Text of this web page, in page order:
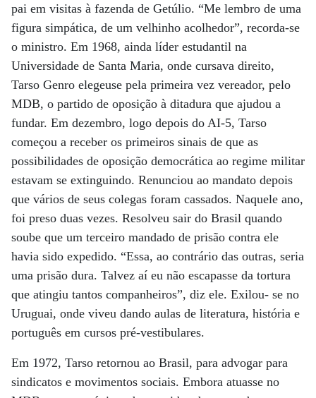
pai em visitas à fazenda de Getúlio. “Me lembro de uma
figura simpática, de um velhinho acolhedor”, recorda-se
o ministro. Em 1968, ainda líder estudantil na
Universidade de Santa Maria, onde cursava direito,
Tarso Genro elegeuse pela primeira vez vereador, pelo
MDB, o partido de oposição à ditadura que ajudou a
fundar. Em dezembro, logo depois do AI-5, Tarso
começou a receber os primeiros sinais de que as
possibilidades de oposição democrática ao regime militar
estavam se extinguindo. Renunciou ao mandato depois
que vários de seus colegas foram cassados. Naquele ano,
foi preso duas vezes. Resolveu sair do Brasil quando
soube que um terceiro mandado de prisão contra ele
havia sido expedido. “Essa, ao contrário das outras, seria
uma prisão dura. Talvez aí eu não escapasse da tortura
que atingiu tantos companheiros”, diz ele. Exilou- se no
Uruguai, onde viveu dando aulas de literatura, história e
português em cursos pré-vestibulares.
Em 1972, Tarso retornou ao Brasil, para advogar para
sindicatos e movimentos sociais. Embora atuasse no